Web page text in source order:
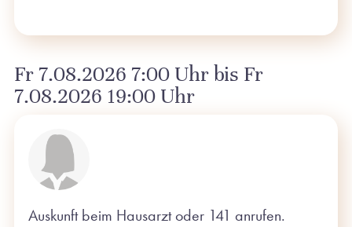
Fr 7.08.2026 7:00 Uhr bis Fr
7.08.2026 19:00 Uhr
Auskunft beim Hausarzt oder 141 anrufen.